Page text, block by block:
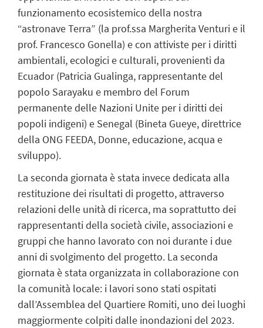
funzionamento ecosistemico della nostra
“astronave Terra” (la prof.ssa Margherita Venturi e il
prof. Francesco Gonella) e con attiviste per i diritti
ambientali, ecologici e culturali, provenienti da
Ecuador (Patricia Gualinga, rappresentante del
popolo Sarayaku e membro del Forum
permanente delle Nazioni Unite per i diritti dei
popoli indigeni) e Senegal (Bineta Gueye, direttrice
della ONG FEEDA, Donne, educazione, acqua e
sviluppo).
La seconda giornata è stata invece dedicata alla
restituzione dei risultati di progetto, attraverso
relazioni delle unità di ricerca, ma soprattutto dei
rappresentanti della società civile, associazioni e
gruppi che hanno lavorato con noi durante i due
anni di svolgimento del progetto. La seconda
giornata è stata organizzata in collaborazione con
la comunità locale: i lavori sono stati ospitati
dall’Assemblea del Quartiere Romiti, uno dei luoghi
maggiormente colpiti dalle inondazioni del 2023.